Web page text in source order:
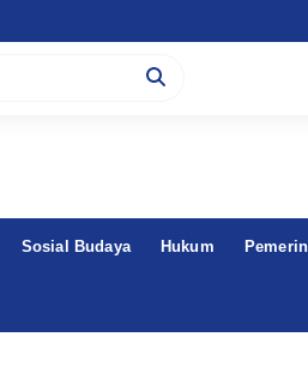
Sosial Budaya Hukum